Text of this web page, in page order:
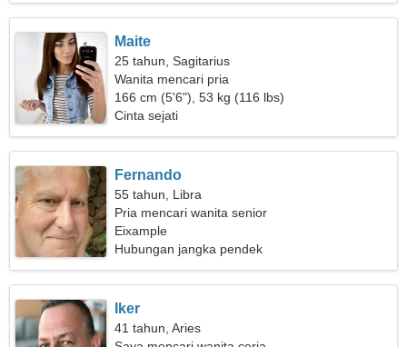
Maite
25 tahun, Sagitarius
Wanita mencari pria
166 cm (5'6"), 53 kg (116 lbs)
Cinta sejati
Fernando
55 tahun, Libra
Pria mencari wanita senior
Eixample
Hubungan jangka pendek
Iker
41 tahun, Aries